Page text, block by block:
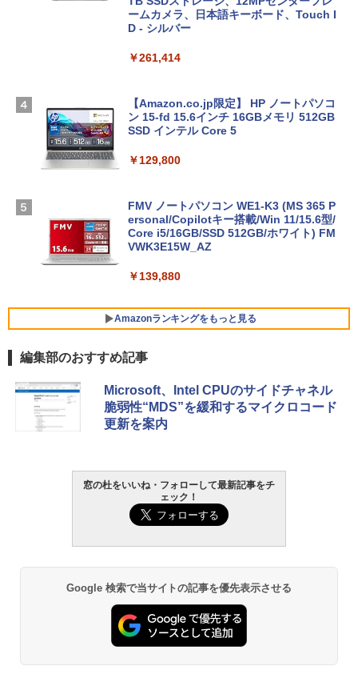
ームカメラ、日本語キーボード、Touch I
D - シルバー
￥261,414
【Amazon.co.jp限定】 HP ノートパソコ
ン 15-fd 15.6インチ 16GBメモリ 512GB
SSD インテル Core 5
￥129,800
FMV ノートパソコン WE1-K3 (MS 365 P
ersonal/Copilotキー搭載/Win 11/15.6型/
Core i5/16GB/SSD 512GB/ホワイト) FM
VWK3E15W_AZ
￥139,880
Amazonランキングをもっと見る
Robloxギフトカード - 800 Robux 【限
定バーチャルアイテムを含む】 【オンラ
インゲームコード】 ロブロックス | オン
ラインコード版
Robloxギフトカード - 1000 Robux 【限
定バーチャルアイテムを含む】 【オンラ
インゲームコード】 ロブロックス |オン
￥1,600
Microsoft Office Home & Business 202
4(最新 永続版)|オンラインコード版|Wind
ows11、10/mac対応|PC2台
生成AIパスポート公式テキスト 第４版
￥1,766
AIイラスト表現辞典: 思い通りの絵を引き
出す プロンプトの言葉 AI画像生成シリー
ズ (はぴーイラストLabo)
ClaudeCode いちばんやさしい 教科書:
方 マニュアル AI副業にもコンテンツ作成
にもKindle出版にも！ 非エンジニアのた
めのAIコーディング入門シリーズ
Amazon Kindle Paperwhite (16GB) 7イ
ンチディスプレイ、色調調節ライト、12
週間持続バッテリー、広告なし、ブラッ
ク
Amazon Kindle - 目に優しい、かさばら
ない、大きな画面で読みやすい、6週間持
続バッテリー、6インチディスプレイ電子
￥16,980
Kindle Paperwhite シグニチャーエディ
ション (32GB) 7インチディスプレイ、明
編集部のおすすめ記事
Microsoft、Intel CPUのサイドチャネル
脆弱性“MDS”を緩和するマイクロコード
更新を案内
窓の杜をいいね・フォローして最新記事をチ
ェック！
Google 検索で当サイトの記事を優先表示させる